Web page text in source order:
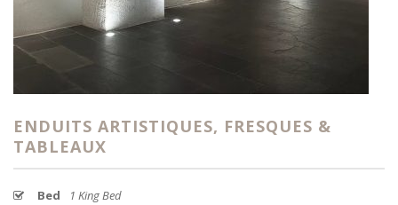
ENDUITS ARTISTIQUES, FRESQUES &
TABLEAUX
Bed
1 King Bed